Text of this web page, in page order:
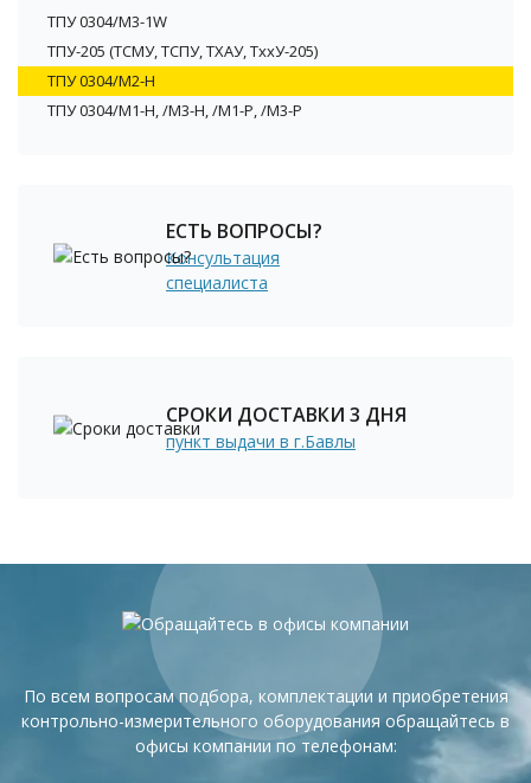
ТПУ 0304/M3-1W
ТПУ-205 (ТСМУ, ТСПУ, ТХАУ, ТххУ-205)
ТПУ 0304/М2-H
ТПУ 0304/М1-Н, /М3-Н, /М1-Р, /М3-Р
ЕСТЬ ВОПРОСЫ?
Консультация
специалиста
СРОКИ ДОСТАВКИ 3 ДНЯ
пункт выдачи в г.Бавлы
По всем вопросам подбора, комплектации и приобретения
контрольно-измерительного оборудования обращайтесь в
офисы компании по телефонам: